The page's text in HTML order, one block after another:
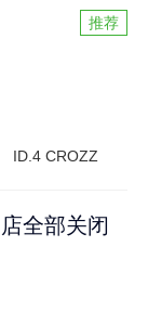
推荐
ID.4 CROZZ
全部关闭